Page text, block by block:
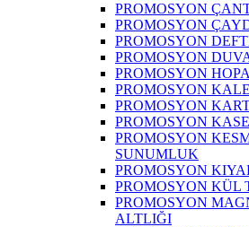
PROMOSYON
PROMOSYON
PROMOSYON
PROMOSYON
PROMOSYON
PROMOSYON
PROMOSYON
PROMOSYON
PROMOSYON
SUNUMLUK
PROMOSYON
PROMOSYON KÜL
PROMOSYON
ALTLIĞI